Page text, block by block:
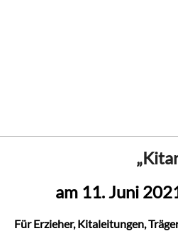
am 11. Juni
Für Erzieher, Kitaleitungen,